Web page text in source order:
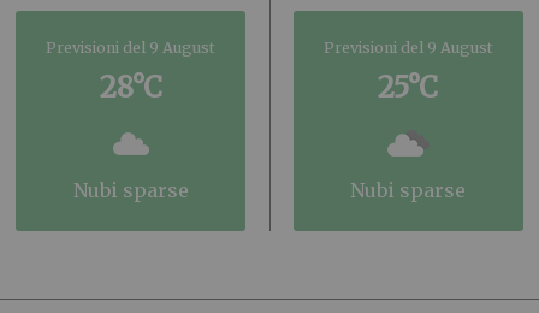
Previsioni del 9 August
28°C
nubi sparse
Previsioni del 9 August
25°C
nubi sparse